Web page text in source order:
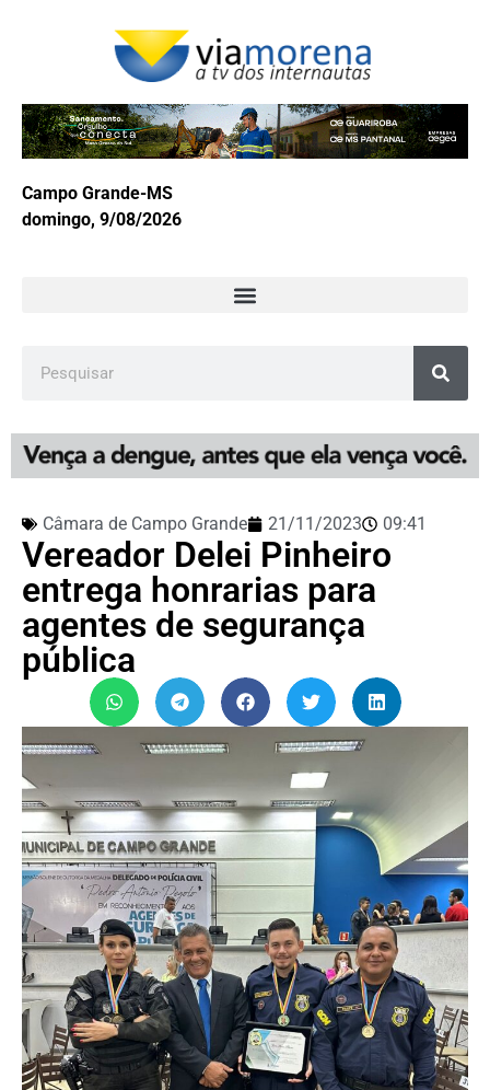
Campo Grande-MS
domingo, 9/08/2026
Câmara de Campo Grande 21/11/2023 09:41
Vereador Delei Pinheiro
entrega honrarias para
agentes de segurança
pública